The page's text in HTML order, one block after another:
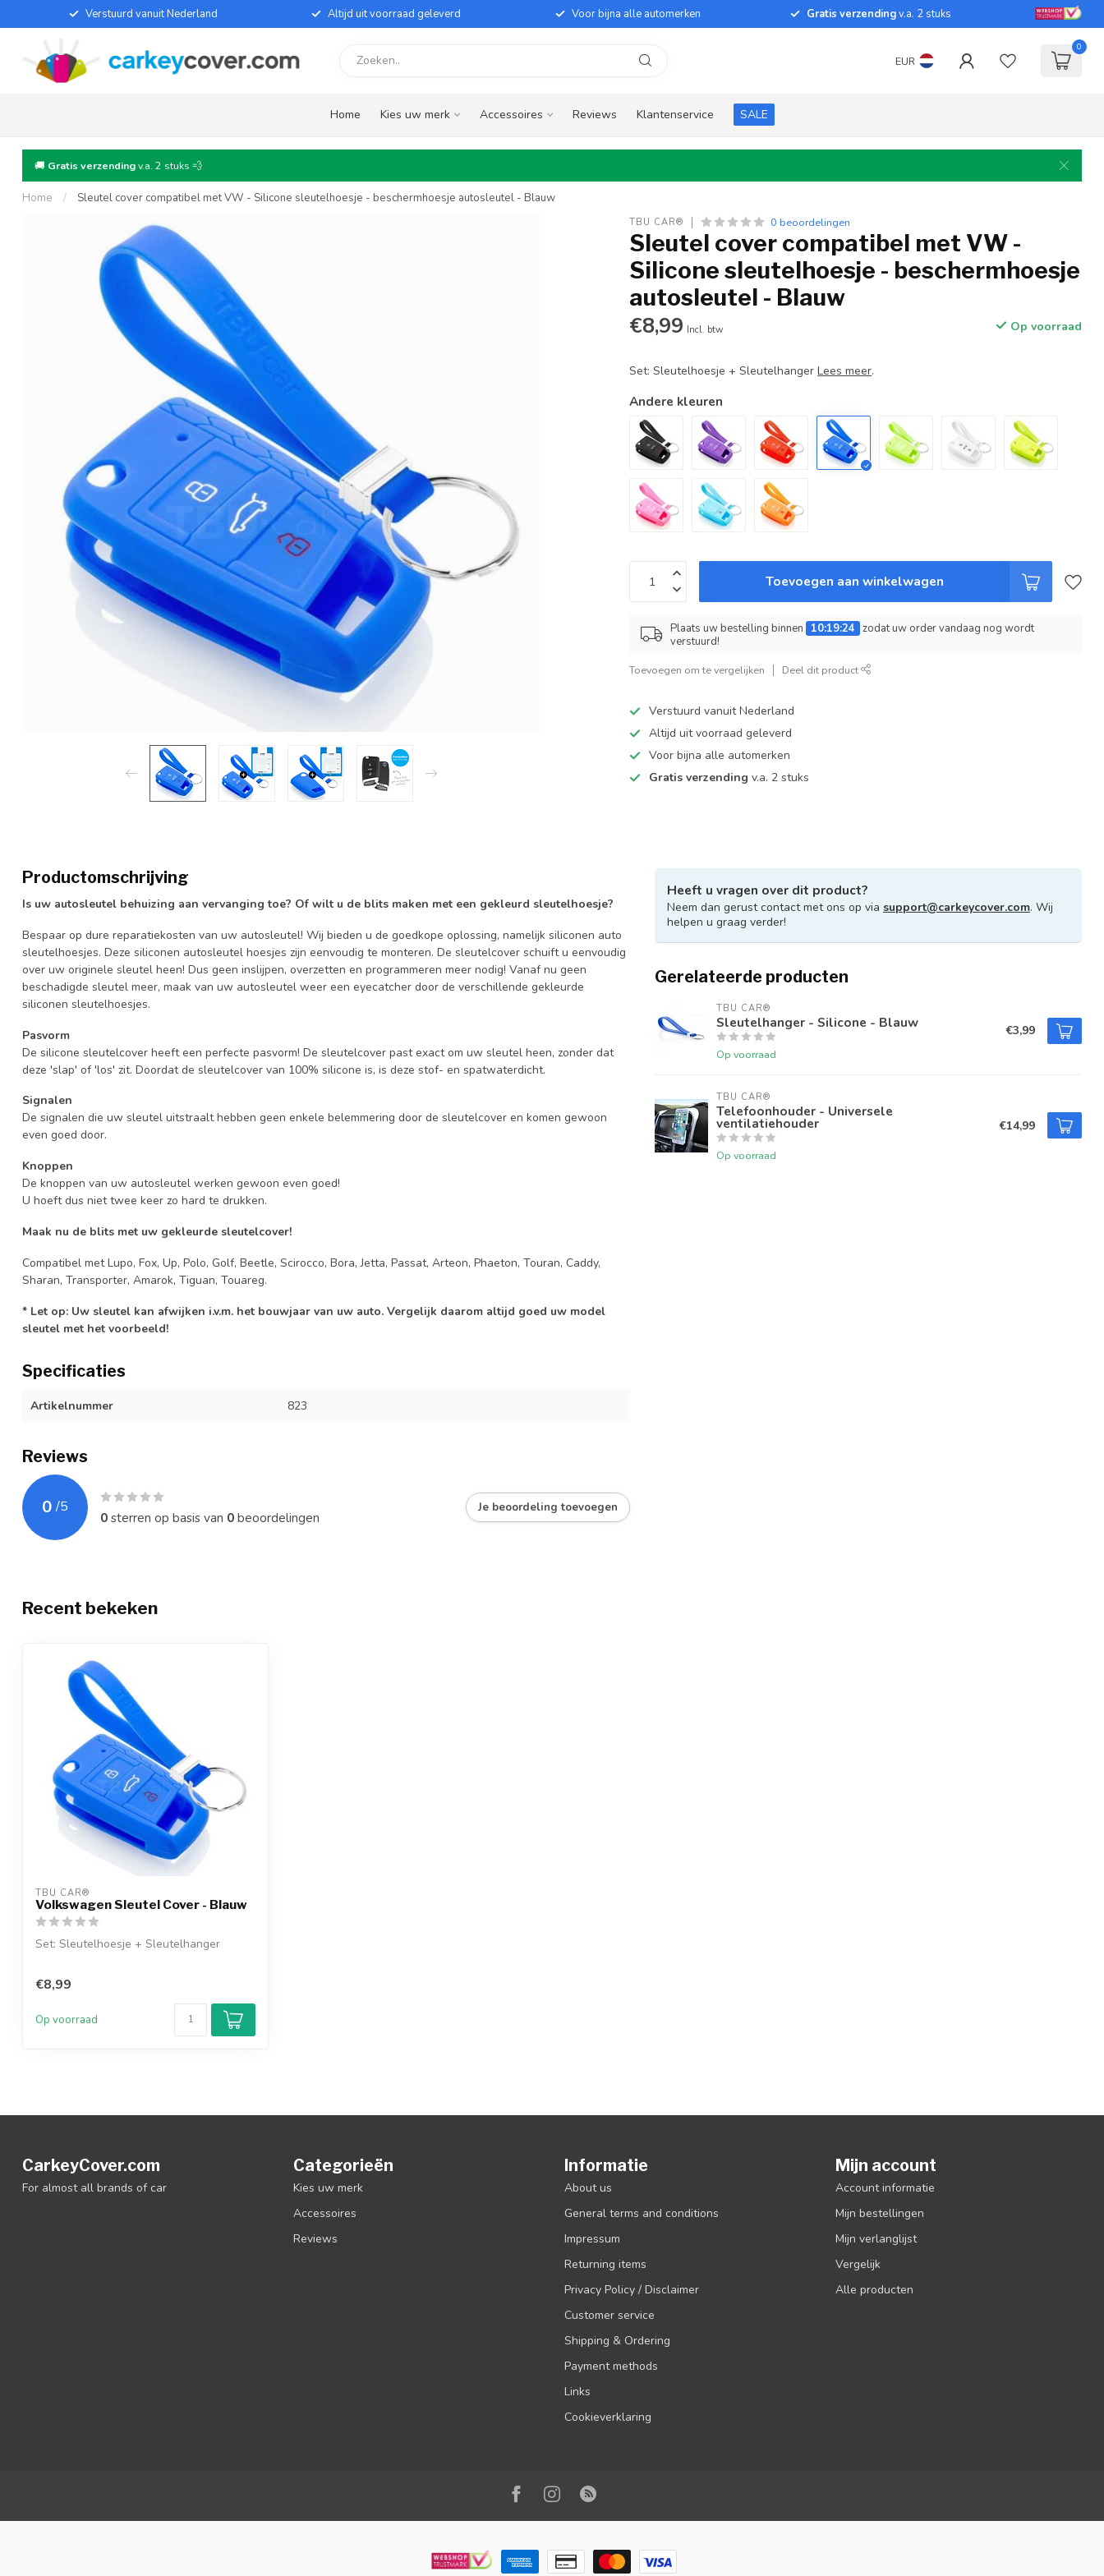
Verstuurd vanuit Nederland Altijd uit voorraad geleverd Voor bijna alle automerken Gratis verzendingv.a. 2 stuks
EUR
0
Home Kies uw merk Accessoires Reviews Klantenservice SALE
🚚 Gratis verzendingv.a. 2 stuks 💨
Home / Sleutel cover compatibel met VW - Silicone sleutelhoesje - beschermhoesje autosleutel - Blauw
TBU CAR® 0 beoordelingen
Sleutel cover compatibel met VW -
Silicone sleutelhoesje - beschermhoesje
autosleutel - Blauw
€8,99 Incl. btw Op voorraad
Set: Sleutelhoesje + SleutelhangerLees meer.
Andere kleuren
Toevoegen aan winkelwagen
Plaats uw bestelling binnen 10:19:23 zodat uw order vandaag nog wordt
verstuurd!
Toevoegen om te vergelijken Deel dit product
Verstuurd vanuit Nederland
Altijd uit voorraad geleverd
Voor bijna alle automerken
Gratis verzending v.a. 2 stuks
Productomschrijving
Is uw autosleutel behuizing aan vervanging toe? Of wilt u de blits maken met een gekleurd sleutelhoesje?
Bespaar op dure reparatiekosten van uw autosleutel! Wij bieden u de goedkope oplossing, namelijk siliconen auto
sleutelhoesjes. Deze siliconen autosleutel hoesjes zijn eenvoudig te monteren. De sleutelcover schuift u eenvoudig
over uw originele sleutel heen! Dus geen inslijpen, overzetten en programmeren meer nodig! Vanaf nu geen
beschadigde sleutel meer, maak van uw autosleutel weer een eyecatcher door de verschillende gekleurde
siliconen sleutelhoesjes.
Pasvorm
De silicone sleutelcover heeft een perfecte pasvorm! De sleutelcover past exact om uw sleutel heen, zonder dat
deze 'slap' of 'los' zit. Doordat de sleutelcover van 100% silicone is, is deze stof- en spatwaterdicht.
Signalen
De signalen die uw sleutel uitstraalt hebben geen enkele belemmering door de sleutelcover en komen gewoon
even goed door.
Knoppen
De knoppen van uw autosleutel werken gewoon even goed!
U hoeft dus niet twee keer zo hard te drukken.
Maak nu de blits met uw gekleurde sleutelcover!
Compatibel met Lupo, Fox, Up, Polo, Golf, Beetle, Scirocco, Bora, Jetta, Passat, Arteon, Phaeton, Touran, Caddy,
Sharan, Transporter, Amarok, Tiguan, Touareg.
* Let op: Uw sleutel kan afwijken i.v.m. het bouwjaar van uw auto. Vergelijk daarom altijd goed uw model
sleutel met het voorbeeld!
Specificaties
Artikelnummer 823
Reviews
0 /5
0sterren op basis van 0beoordelingen
Je beoordeling toevoegen
Heeft u vragen over dit product?
Neem dan gerust contact met ons op via support@carkeycover.com. Wij
helpen u graag verder!
Gerelateerde producten
TBU CAR®
Sleutelhanger - Silicone - Blauw
Op voorraad
€3,99
TBU CAR®
Telefoonhouder - Universele
ventilatiehouder
Op voorraad
€14,99
Recent bekeken
TBU CAR®
Volkswagen Sleutel Cover - Blauw
Set: Sleutelhoesje + Sleutelhanger
€8,99
Op voorraad
CarkeyCover.com
For almost all brands of car
Categorieën
Kies uw merk
Accessoires
Reviews
Informatie
About us
General terms and conditions
Impressum
Returning items
Privacy Policy / Disclaimer
Customer service
Shipping & Ordering
Payment methods
Links
Cookieverklaring
Mijn account
Account informatie
Mijn bestellingen
Mijn verlanglijst
Vergelijk
Alle producten